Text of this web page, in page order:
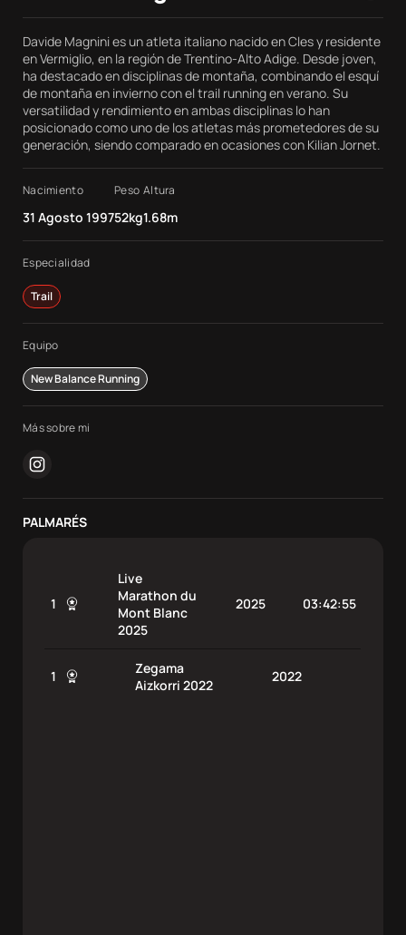
Davide Magnini es un atleta italiano nacido en Cles y residente
en Vermiglio, en la región de Trentino-Alto Adige. Desde joven,
ha destacado en disciplinas de montaña, combinando el esquí
de montaña en invierno con el trail running en verano. Su
versatilidad y rendimiento en ambas disciplinas lo han
posicionado como uno de los atletas más prometedores de su
generación, siendo comparado en ocasiones con Kilian Jornet.
Nacimiento
31 Agosto 1997
Peso
52kg
Altura
1.68m
Especialidad
Trail
Equipo
New Balance Running
Más sobre mi
instagram
PALMARÉS
1
Live
Marathon du
Mont Blanc
2025
2025 03:42:55
1
Zegama
Aizkorri 2022
2022